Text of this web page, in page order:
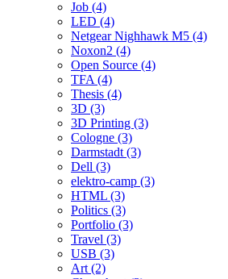
Job (4)
LED (4)
Netgear Nighhawk M5 (4)
Noxon2 (4)
Open Source (4)
TFA (4)
Thesis (4)
3D (3)
3D Printing (3)
Cologne (3)
Darmstadt (3)
Dell (3)
elektro-camp (3)
HTML (3)
Politics (3)
Portfolio (3)
Travel (3)
USB (3)
Art (2)